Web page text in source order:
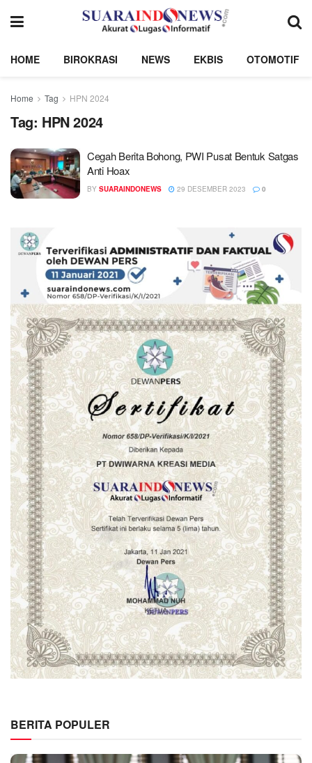
HOME BIROKRASI NEWS EKBIS OTOMOTIF
Home Tag HPN 2024
Tag: HPN 2024
Cegah Berita Bohong, PWI Pusat Bentuk Satgas
Anti Hoax
BY SUARAINDONEWS 29 DESEMBER 2023 0
BERITA POPULER